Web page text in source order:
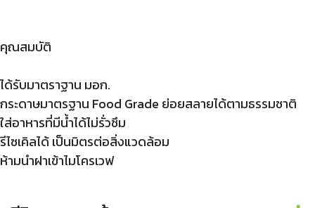
คุณสมบัติ
ได้รับมาตราฐาน มอก.
กระดาษมาตรฐาน Food Grade ย่อยสลายได้ตามธรรมชาติ
ใส่อาหารที่มีน้ำได้ไม่รั่วซึม
รีไซเคิลได้ เป็นมิตรต่อสิ่งแวดล้อม
ห้ามนำฝาเข้าไมโครเวฟ